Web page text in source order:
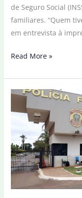
de Seguro Social
familiares. “Quem
em entrevista à
Fraude
INSS:
“Se
nisso,
ele
será
investigado”,
Read More »